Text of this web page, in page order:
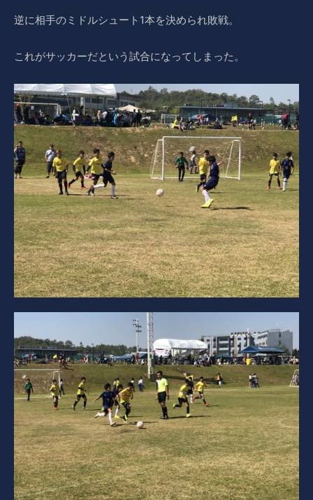
逆に相手のミドルシュート1本を決められ敗戦。
これがサッカーだという試合になってしまった。